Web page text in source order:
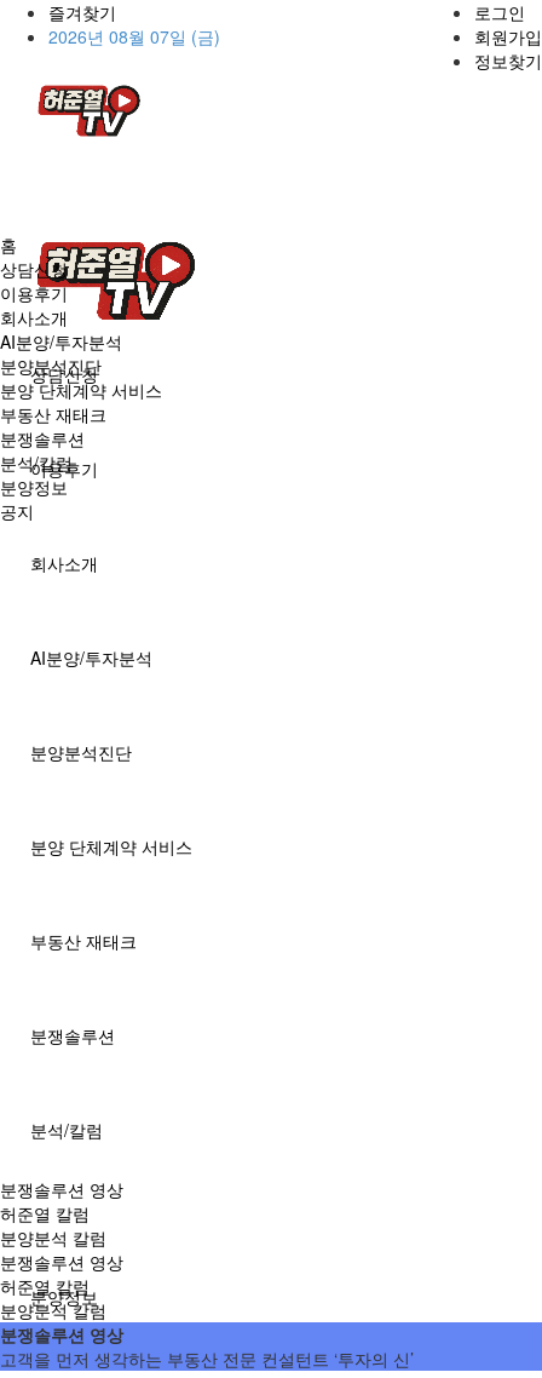
즐겨찾기
2026년 08월 07일 (금)
로그인
회원가입
정보찾기
상담신청
이용후기
회사소개
AI분양/투자분석
분양분석진단
분양 단체계약 서비스
부동산 재태크
분쟁솔루션
분석/칼럼
분쟁솔루션 영상
허준열 칼럼
분양분석 칼럼
분양정보
홈
상담신청
이용후기
회사소개
AI분양/투자분석
분양분석진단
분양 단체계약 서비스
부동산 재태크
분쟁솔루션
분석/칼럼
분양정보
공지
분쟁솔루션 영상
허준열 칼럼
분양분석 칼럼
분쟁솔루션 영상
고객을 먼저 생각하는 부동산 전문 컨설턴트 ‘투자의 신’